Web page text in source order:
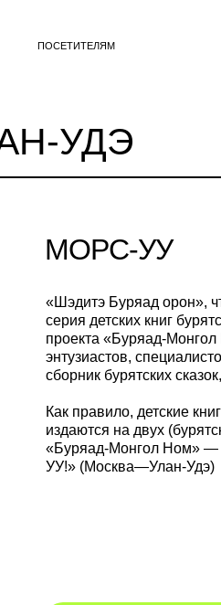
МОРС-УУ
«Шэдитэ Буряад орон»,
серия детских книг
проекта «Буряад-
энтузиастов,
сборник бурятских
Как правило, детские
издаются на двух
«Буряад-Монгол Ном» —
УУ!» (Москва—Улан-Удэ)